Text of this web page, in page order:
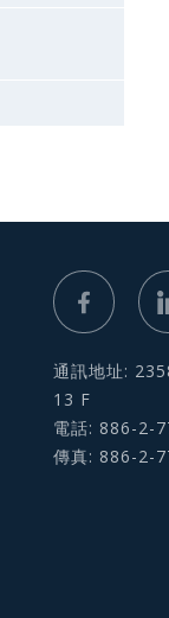
通訊地址:
13 F
電話: 886-2-
傳真: 886-2-